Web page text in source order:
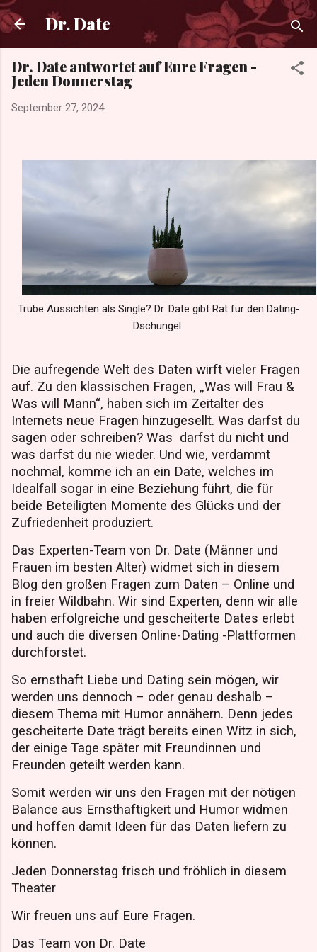
Direkt zum Hauptbereich
Dr. Date
Dr. Date antwortet auf Eure Fragen -
Jeden Donnerstag
September 27, 2024
Trübe Aussichten als Single? Dr. Date gibt Rat für den Dating-
Dschungel
Die aufregende Welt des Daten wirft vieler Fragen
auf. Zu den klassischen Fragen, „Was will Frau &
Was will Mann“, haben sich im Zeitalter des
Internets neue Fragen hinzugesellt. Was darfst du
sagen oder schreiben? Was darfst du nicht und
was darfst du nie wieder. Und wie, verdammt
nochmal, komme ich an ein Date, welches im
Idealfall sogar in eine Beziehung führt, die für
beide Beteiligten Momente des Glücks und der
Zufriedenheit produziert.
Das Experten-Team von Dr. Date (Männer und
Frauen im besten Alter) widmet sich in diesem
Blog den großen Fragen zum Daten – Online und
in freier Wildbahn. Wir sind Experten, denn wir alle
haben erfolgreiche und gescheiterte Dates erlebt
und auch die diversen Online-Dating -Plattformen
durchforstet.
So ernsthaft Liebe und Dating sein mögen, wir
werden uns dennoch – oder genau deshalb –
diesem Thema mit Humor annähern. Denn jedes
gescheiterte Date trägt bereits einen Witz in sich,
der einige Tage später mit Freundinnen und
Freunden geteilt werden kann.
Somit werden wir uns den Fragen mit der nötigen
Balance aus Ernsthaftigkeit und Humor widmen
und hoffen damit Ideen für das Daten liefern zu
können.
Jeden Donnerstag frisch und fröhlich in diesem
Theater
Wir freuen uns auf Eure Fragen.
Das Team von Dr. Date